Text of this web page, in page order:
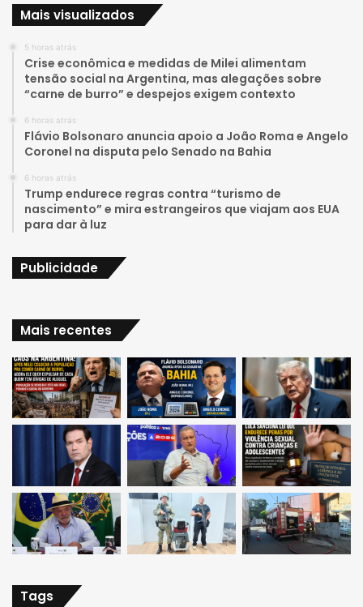
b
g
a
Mais visualizados
5 horas atrás
Crise econômica e medidas de Milei alimentam
tensão social na Argentina, mas alegações sobre
“carne de burro” e despejos exigem contexto
6 horas atrás
Flávio Bolsonaro anuncia apoio a João Roma e Angelo
Coronel na disputa pelo Senado na Bahia
6 horas atrás
Trump endurece regras contra “turismo de
nascimento” e mira estrangeiros que viajam aos EUA
para dar à luz
Publicidade
Mais recentes
Tags